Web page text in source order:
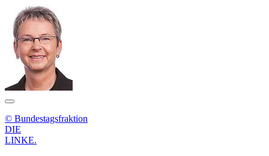
© Bundestagsfraktion
DIE
LINKE.